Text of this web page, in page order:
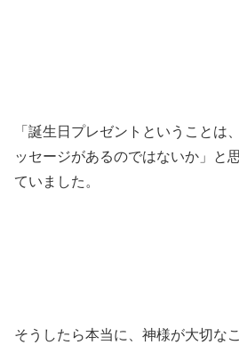
「誕生日プレゼントということは
ッセージがあるのではないか」と
ていました。
そうしたら本当に、神様が大切な